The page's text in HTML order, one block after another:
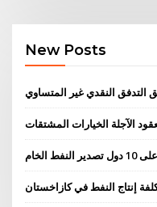
New Posts
التدفق النقدي غير المتساوي
الآجلة الخيارات المشتقات
دول تصدير النفط الخام
إنتاج النفط في كازاخستان